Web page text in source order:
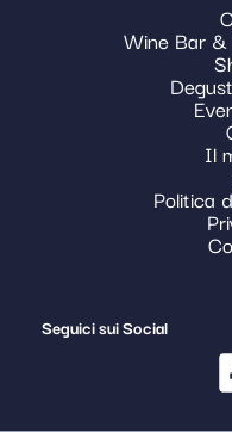
Wine Bar
Il
Politica
Seguici sui Social